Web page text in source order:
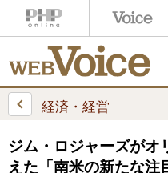
経済・経営
ジム・ロジャーズがオ
えた「南米の新たな注